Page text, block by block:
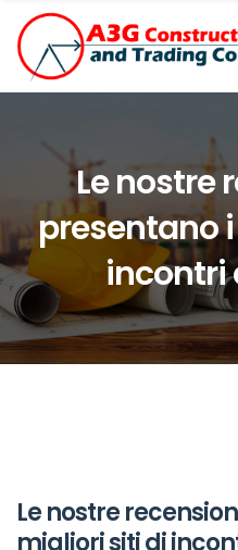
Le nostre
presentano
incontri
Le nostre
migliori siti di